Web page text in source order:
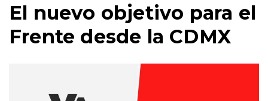
El nuevo objetivo para el
Frente desde la CDMX